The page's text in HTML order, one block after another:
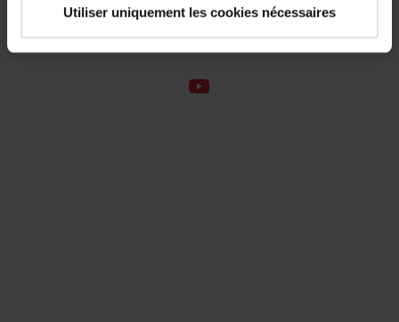
Utiliser uniquement les cookies nécessaires
À propos de Roto
Système de lanceurs d’alertes